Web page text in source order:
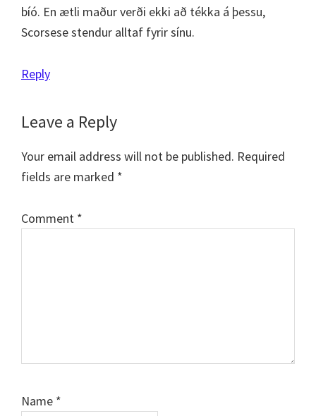
bíó. En ætli maður verði ekki að tékka á þessu,
Scorsese stendur alltaf fyrir sínu.
Reply
Leave a Reply
Your email address will not be published. Required
fields are marked *
Comment *
Name *